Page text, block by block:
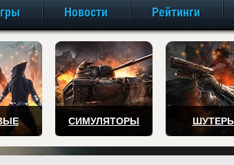
Новости Рейтинги
СИМУЛЯТОРЫ